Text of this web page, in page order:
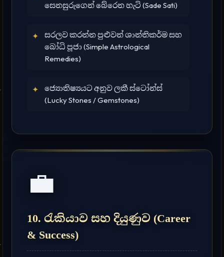
සෙනසුරුගෙන් බේරෙන හැටි (Sade Sati)
✦
සරලව කරන්න පුළුවන් ශාන්තිකර්ම සහ
බෝධි පූජා (Simple Astrological
Remedies)
✦
ජ්‍යොතිෂ්‍යයට අනුව ලකී ස්ටෝන්ස්
(Lucky Stones / Gemstones)
💼
10. රැකියාව සහ දියුණුව (Career
& Success)